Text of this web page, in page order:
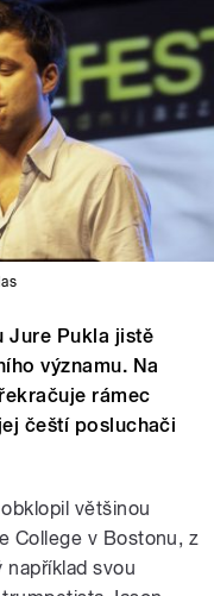
Jure Pukla jistě
významu. Na
rámec
čeští posluchači
většinou
College v Bostonu, z
například svou